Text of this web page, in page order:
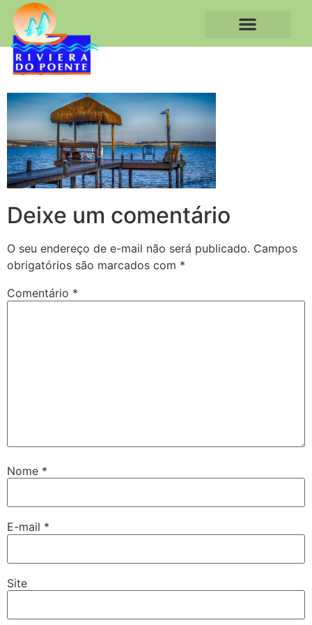
002
Deixe um comentário
O seu endereço de e-mail não será publicado. Campos
obrigatórios são marcados com *
Comentário *
Nome *
E-mail *
Site